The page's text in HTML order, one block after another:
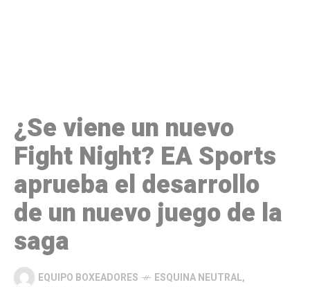
¿Se viene un nuevo
Fight Night? EA Sports
aprueba el desarrollo
de un nuevo juego de la
saga
EQUIPO BOXEADORES ESQUINA NEUTRAL,